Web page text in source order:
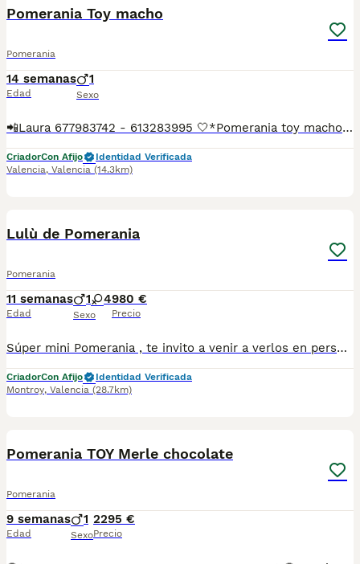
Pomerania Toy macho
Pomerania
14 semanas
Edad
1
Sexo
📲Laura 677983742 - 613283995 🤍*Pomerania toy macho su nombre Choky*🤍 ¿Buscas un nuevo compañero para tu hogar? ❤️ Tenemos preciosos cachorros listos para encontrar una familia responsable. ✅ Vacunados ✅ Desparasitados ✅ Cartilla sanitaria ✅ Garantías incluidas ✅ Máxima atención y cuidado Se hacen envíos a toda España: Andalucía: Almería, Cádiz, Córdoba, Granada, Huelva, Jaén, Málaga, Sevilla.Aragón: Huesca, Teruel, Zaragoza.Asturias: Oviedo.Baleares: Palma.Canarias: Las Palmas de Gran Canaria, Santa Cruz de Tenerife.Cantabria: Santander.Castilla-La Mancha: Albacete, Ciudad Real, Cuenca, Guadalajara, Toledo.Castilla y León: Ávila, Burgos, León, Palencia, Salamanca, Segovia, Soria, Valladolid, Zamora.Cataluña: Barcelona, Gerona (Girona), Lérida (Lleida), Tarragona.Comunidad Valenciana: Alicante, Castellón de la Plana, Valencia.Extremadura: Badajoz, Cáceres.Galicia: La Coruña (A Coruña), Lugo, Orense (Ourense), Pontevedra.La Rioja: Logroño.Madrid: Madrid.Murcia: Murcia.Navarra: Pamplona.País Vasco: Bilbao (Vizcaya), San Sebastián (Guipúzcoa), Vitoria (Álava). 🐾 Cachorros sanos, sociables y criados con mucho cariño. 📲 ¡Pregunta sin compromiso por disponibilidad, fotos y precios por mensaje privado!
CriadorCon Afijo
Identidad Verificada
Valencia, Valencia (14.3km)
Lulù de Pomerania
Pomerania
11 semanas
Edad
1 4
Sexo
980 €
Precio
Súper mini Pomerania , te invito a venir a verlos en persona ya que en foto no se puede valorar bien el tamaño , esos cachorritos son súper miniatura , el padre pesa solo 1.4 kg . Una verdadera monería de cachorros y con muy buen carácter.
CriadorCon Afijo
Identidad Verificada
Montroy, Valencia (28.7km)
Pomerania TOY Merle chocolate
Pomerania
9 semanas
Edad
1
Sexo
2295 €
Precio